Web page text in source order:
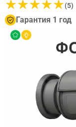
★★★★★
★★★★★(5)
Гарантия 1 год